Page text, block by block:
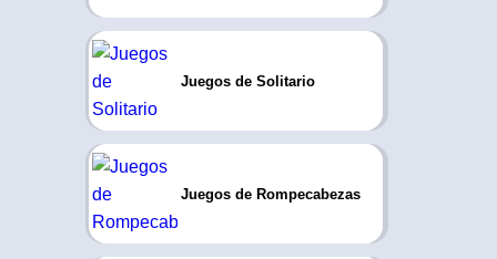
Juegos de Solitario
Juegos de Rompecabezas